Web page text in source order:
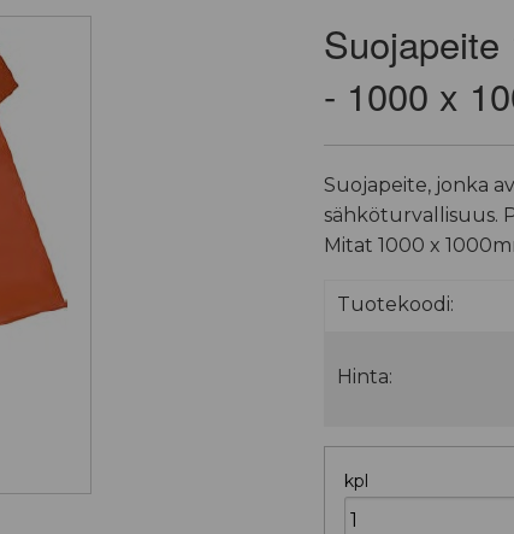
Suojapeite
- 1000 x
Suojapeite, jonka
sähköturvallisuus.
Mitat 1000 x
Tuotekoodi:
Hinta:
kpl